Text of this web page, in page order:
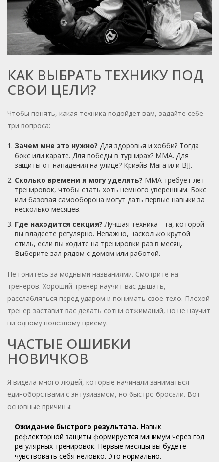
КАК ВЫБРАТЬ ТЕХНИКУ ПОД
СВОИ ЦЕЛИ?
Чтобы понять, какая техника подойдет вам, задайте себе
три вопроса:
Зачем мне это нужно? Для здоровья и хобби? Тогда
бокс или карате. Для победы в турнирах? ММА. Для
защиты от нападения на улице? Криэйв Мага или BJJ.
Сколько времени я могу уделять? ММА требует лет
тренировок, чтобы стать хоть немного уверенным. Бокс
или базовая самооборона могут дать первые навыки за
несколько месяцев.
Где находится секция? Лучшая техника - та, которой
вы владеете регулярно. Неважно, насколько крутой
стиль, если вы ходите на тренировки раз в месяц.
Выберите зал рядом с домом или работой.
Не гонитесь за модными названиями. Смотрите на
тренеров. Хороший тренер научит вас дышать,
расслабляться перед ударом и понимать свое тело. Плохой
тренер заставит вас делать сотни отжиманий, но не научит
ни одному полезному приему.
ЧАСТЫЕ ОШИБКИ
НОВИЧКОВ
Я видела много людей, которые начинали заниматься
единоборствами с энтузиазмом, но быстро бросали. Вот
основные причины:
Ожидание быстрого результата. Навык
рефлекторной защиты формируется минимум через год
регулярных тренировок. Первые месяцы вы будете
чувствовать себя неловко. Это нормально.